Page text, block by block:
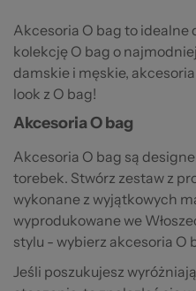
Akcesoria O bag to idealne
kolekcję O bag o
damskie i męskie,
look z O bag!
Akcesoria O bag
Akcesoria O bag są
torebek. Stwórz zestaw z
wykonane z wyjątkowych
wyprodukowane we
stylu - wybierz akcesoria O
Jeśli poszukujesz